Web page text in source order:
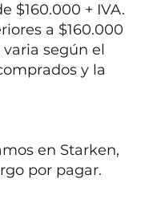
$160.000 + IVA.
a $160.000
varia según el
y la
en Starken,
por pagar.